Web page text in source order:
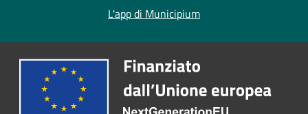
L'app di Municipium